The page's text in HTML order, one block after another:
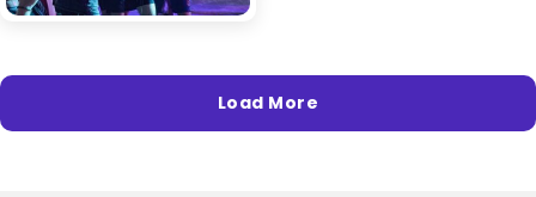
Load More